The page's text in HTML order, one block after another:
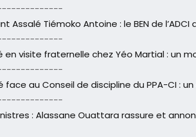
Assalé Tiémoko Antoine : le BEN de
en visite fraternelle chez Yéo Martial : un
face au Conseil de discipline du PPA-CI :
: Alassane Ouattara rassure et